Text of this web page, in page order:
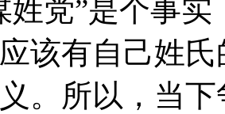
姓党”是个事
该有自己姓
。所以，当